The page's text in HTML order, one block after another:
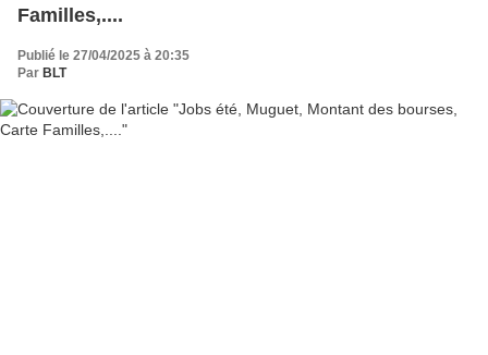
Familles,....
Publié le 27/04/2025 à 20:35
Par BLT